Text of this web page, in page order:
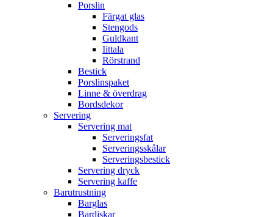
Porslin
Färgat glas
Stengods
Guldkant
Iittala
Rörstrand
Bestick
Porslinspaket
Linne & överdrag
Bordsdekor
Servering
Servering mat
Serveringsfat
Serveringsskålar
Serveringsbestick
Servering dryck
Servering kaffe
Barutrustning
Barglas
Bardiskar